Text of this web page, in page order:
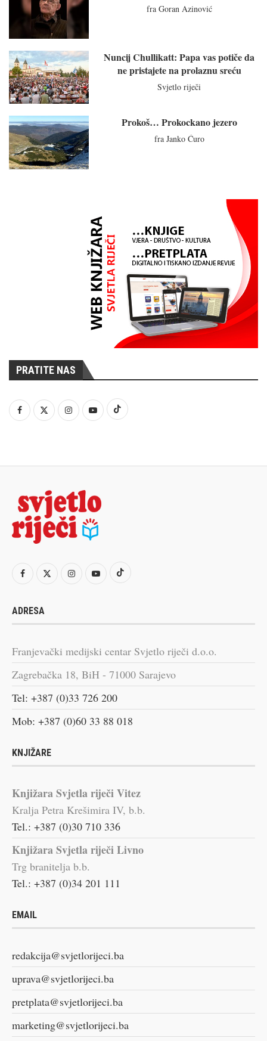
fra Goran Azinović
Nuncij Chullikatt: Papa vas potiče da
ne pristajete na prolaznu sreću
Svjetlo riječi
Prokoš… Prokockano jezero
fra Janko Ćuro
PRATITE NAS
ADRESA
Franjevački medijski centar Svjetlo riječi d.o.o.
Zagrebačka 18, BiH - 71000 Sarajevo
Tel: +387 (0)33 726 200
Mob: +387 (0)60 33 88 018
KNJIŽARE
Knjižara Svjetla riječi Vitez
Kralja Petra Krešimira IV, b.b.
Tel.: +387 (0)30 710 336
Knjižara Svjetla riječi Livno
Trg branitelja b.b.
Tel.: +387 (0)34 201 111
EMAIL
redakcija@svjetlorijeci.ba
uprava@svjetlorijeci.ba
pretplata@svjetlorijeci.ba
marketing@svjetlorijeci.ba